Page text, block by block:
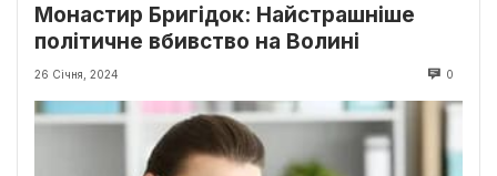
Монастир Бригідок: Найстрашніше
політичне вбивство на Волині
26 Січня, 2024 0